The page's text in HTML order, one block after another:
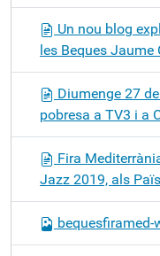
Un nou blog
les Beques Jaume
Diumenge 27
pobresa a TV3 i a
Fira
Jazz 2019, als
bequesfiramed-